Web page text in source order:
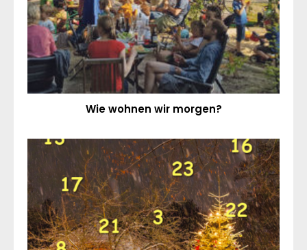
Wie wohnen wir morgen?